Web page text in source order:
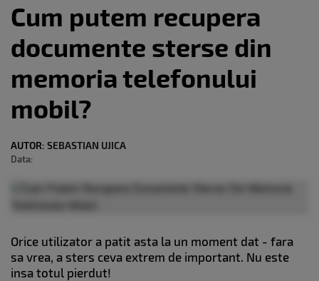
Cum putem recupera
documente sterse din
memoria telefonului
mobil?
AUTOR: SEBASTIAN UJICA
Data:
Orice utilizator a patit asta la un moment dat - fara
sa vrea, a sters ceva extrem de important. Nu este
insa totul pierdut!